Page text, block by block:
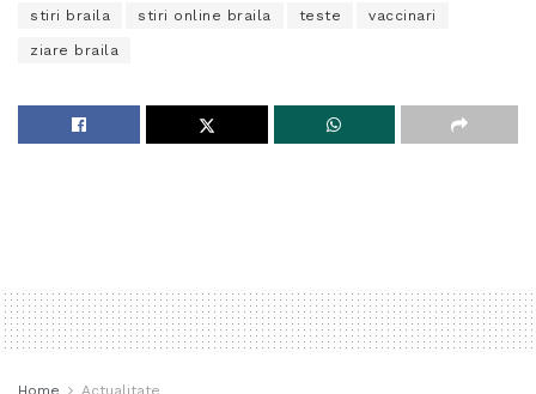
stiri braila stiri online braila teste vaccinari
ziare braila
Home Actualitate